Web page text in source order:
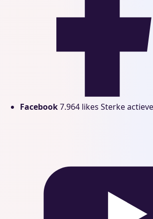
Facebook7.964 likes Sterke